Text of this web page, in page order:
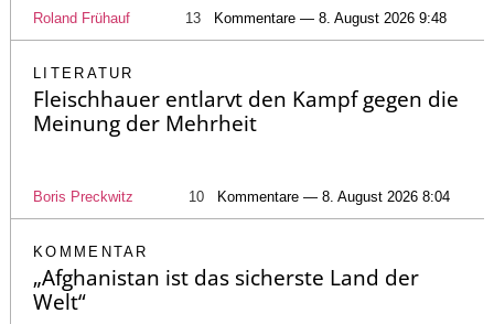
Roland Frühauf 13 Kommentare — 8. August 2026 9:48
LITERATUR
Fleischhauer entlarvt den Kampf gegen die
Meinung der Mehrheit
Boris Preckwitz 10 Kommentare — 8. August 2026 8:04
KOMMENTAR
„Afghanistan ist das sicherste Land der
Welt“